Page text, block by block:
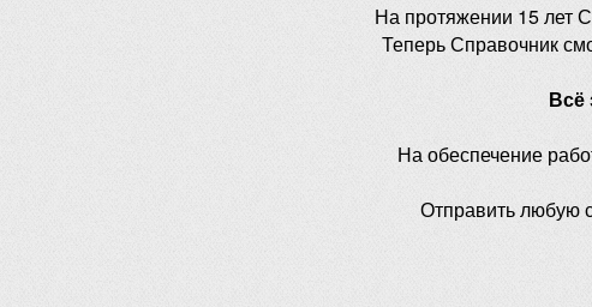
На протяжении 15 лет
Теперь Справочник
Всё
На обеспечение
Отправить любую